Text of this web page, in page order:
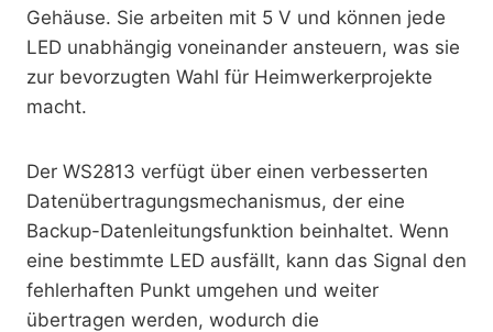
Gehäuse. Sie arbeiten mit 5 V und können jede
LED unabhängig voneinander ansteuern, was sie
zur bevorzugten Wahl für Heimwerkerprojekte
macht.
Der WS2813 verfügt über einen verbesserten
Datenübertragungsmechanismus, der eine
Backup-Datenleitungsfunktion beinhaltet. Wenn
eine bestimmte LED ausfällt, kann das Signal den
fehlerhaften Punkt umgehen und weiter
übertragen werden, wodurch die